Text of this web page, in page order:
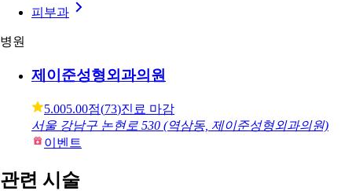
피부과
병원
제이준성형외과의원
5.005.00점(73)진료 마감
서울 강남구 논현로 530 (역삼동, 제이준성형외과의원)
이벤트
관련 시술